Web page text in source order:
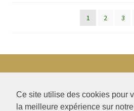
Ce site utilise des cookies pour
la meilleure expérience sur
1 2 3
© BAO SHENTI 2026
Politique de confidentialité
CGV